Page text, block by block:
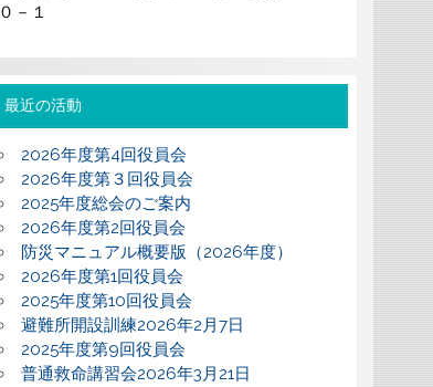
０－１
最近の活動
2026年度第4回役員会
2026年度第３回役員会
2025年度総会のご案内
2026年度第2回役員会
防災マニュアル概要版（2026年度）
2026年度第1回役員会
2025年度第10回役員会
避難所開設訓練2026年2月7日
2025年度第9回役員会
普通救命講習会2026年3月21日